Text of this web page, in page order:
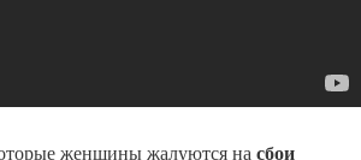
женщины жалуются на сбои